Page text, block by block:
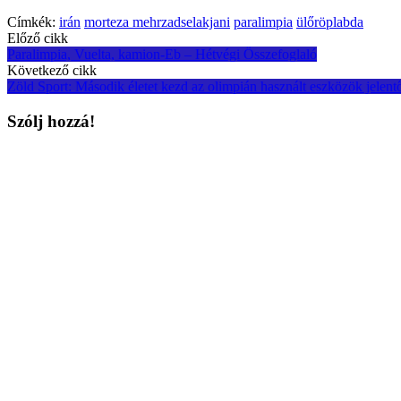
Címkék: irán morteza mehrzadselakjani paralimpia ülőröplabda
Post
navigation
Előző cikk
Paralimpia, Vuelta, kamion-Eb – Hétvégi Összefoglaló
Következő cikk
Zöld Sport: Második életet kezd az olimpián használt eszközök
Szólj hozzá!